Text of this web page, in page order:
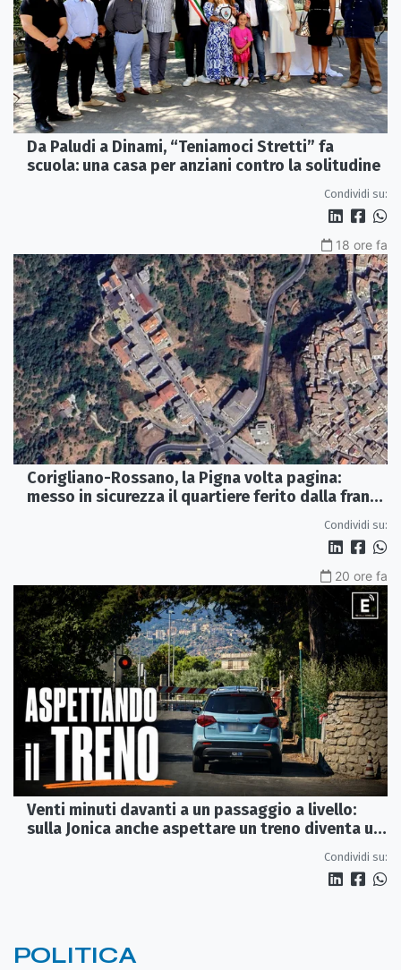
Da Paludi a Dinami, “Teniamoci Stretti” fa
scuola: una casa per anziani contro la solitudine
Condividi su:
18 ore fa
Corigliano-Rossano, la Pigna volta pagina:
messo in sicurezza il quartiere ferito dalla frana
Condividi su:
20 ore fa
Venti minuti davanti a un passaggio a livello:
sulla Jonica anche aspettare un treno diventa un
Condividi su:
POLITICA